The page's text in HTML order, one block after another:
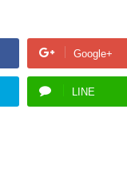
Google+
LINE